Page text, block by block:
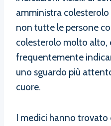
amministra colesterolo
non tutte le persone
colesterolo molto alto,
frequentemente
uno sguardo più
cuore.
I medici hanno trovato